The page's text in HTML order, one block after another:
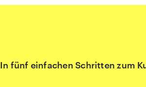
In fünf einfachen Schritten zum